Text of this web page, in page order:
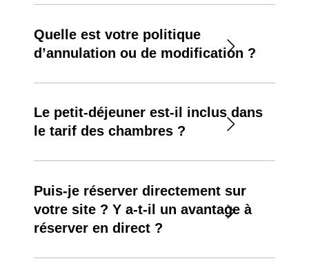
Quelle est votre politique
d’annulation ou de modification ?
conditions exactes s’affichent au moment de la
réservation.
Le petit-déjeuner est-il inclus dans
le tarif des chambres ?
sont proposées, du petit-déjeuner buffet, à la
demande à la carte.
Puis-je réserver directement sur
votre site ? Y a-t-il un avantage à
réserver en direct ?